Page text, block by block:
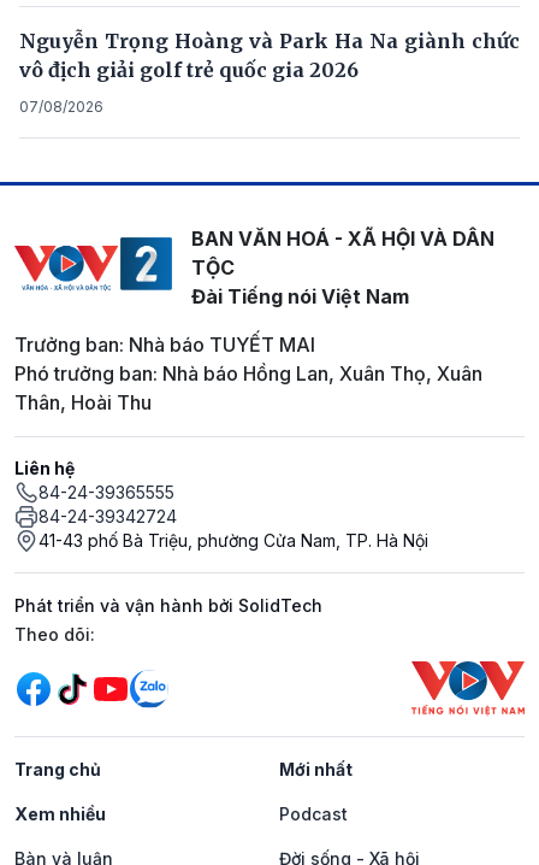
Nguyễn Trọng Hoàng và Park Ha Na giành chức
vô địch giải golf trẻ quốc gia 2026
07/08/2026
BAN VĂN HOÁ - XÃ HỘI VÀ DÂN
TỘC
Đài Tiếng nói Việt Nam
Trưởng ban: Nhà báo TUYẾT MAI
Phó trưởng ban: Nhà báo Hồng Lan, Xuân Thọ, Xuân
Thân, Hoài Thu
Liên hệ
84-24-39365555
84-24-39342724
41-43 phố Bà Triệu, phường Cửa Nam, TP. Hà Nội
Phát triển và vận hành bởi SolidTech
Mạng xã hội
Theo dõi:
Trang chủ Mới nhất
Xem nhiều Podcast
Bàn và luận Đời sống - Xã hội